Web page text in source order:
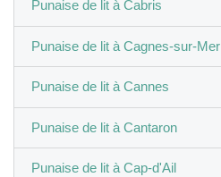
Punaise de lit à Cabris
Punaise de lit à Cagnes-sur-Mer
Punaise de lit à Cannes
Punaise de lit à Cantaron
Punaise de lit à Cap-d'Ail